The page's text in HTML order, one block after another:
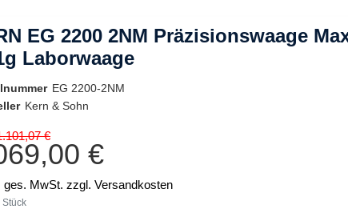
EG 2200 2NM Präzisionswaage
Laborwaage
EG 2200-2NM
Kern & Sohn
€
€
ges. MwSt. zzgl. Versandkosten
Stück